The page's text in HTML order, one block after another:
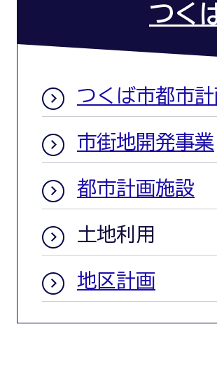
つく
つくば市都市
市街地開発事業
都市計画施設
土地利用
地区計画